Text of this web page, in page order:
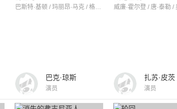
巴斯特·基顿 / 玛丽昂·马克 / 格伦·卡文德
巴克·琼斯
演员
扎苏·皮茨
演员